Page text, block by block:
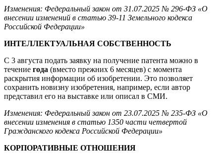
Изменения: Федеральный закон от 31.07.2025 № 296-ФЗ «О
внесении изменений в статью 39-11 Земельного кодекса
Российской Федерации»
ИНТЕЛЛЕКТУАЛЬНАЯ СОБСТВЕННОСТЬ
С 3 августа подать заявку на получение патента можно в
течение года (вместо прежних 6 месяцев) с момента
раскрытия информации об изобретении. Это позволяет
сохранить новизну изобретения, например, если автор
представил его на выставке или описал в СМИ.
Изменения: Федеральный закон от 23.07.2025 № 235-ФЗ «О
внесении изменения в статью 1350 части четвертой
Гражданского кодекса Российской Федерации»
КОРПОРАТИВНЫЕ ОТНОШЕНИЯ